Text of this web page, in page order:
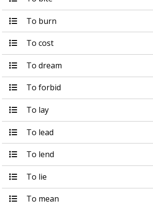
To burn
To cost
To dream
To forbid
To lay
To lead
To lend
To lie
To mean